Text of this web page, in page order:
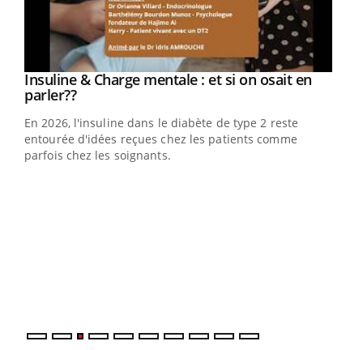
Youtube
Insuline & Charge mentale : et si on osait en
parler??Youtube
En 2026, l'insuline dans le diabète de type 2 reste
entourée d'idées reçues chez les patients comme
parfois chez les soignants.